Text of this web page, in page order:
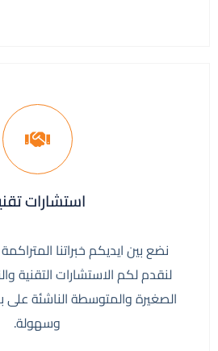
استشارات
نضع بين ايديكم خبراتنا
لنقدم لكم الاستشارات التقنية
الصغيرة والمتوسطة الناشئة على
وسهولة.